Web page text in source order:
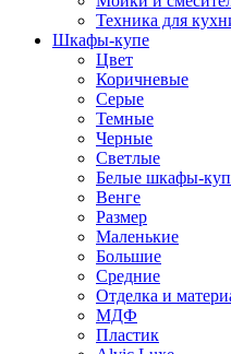
Техника для
Шкафы-купе
Цвет
Коричневые
Серые
Темные
Черные
Светлые
Белые шкафы-
Венге
Размер
Маленькие
Большие
Средние
Отделка и
МДФ
Пластик